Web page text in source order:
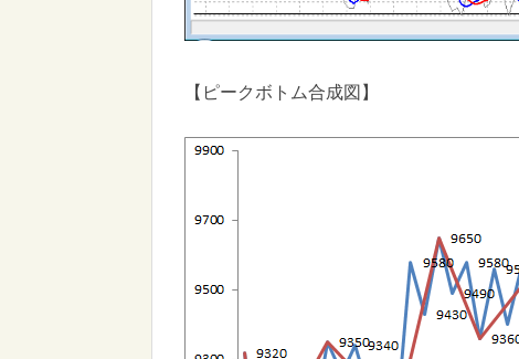
【ピークボトム合成図】